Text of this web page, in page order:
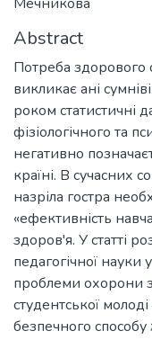
Abstract
Потреба здорового
викликає ані
роком статистичні
фізіологічного та
негативно
країні. В сучасних
назріла гостра
«ефективність
здоров'я. У статті
педагогічної науки
проблеми охорони
студентської
безпечного способу